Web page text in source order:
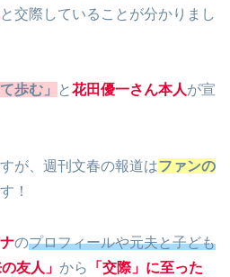
と交際していることが分かりまし
歩む」 と花田優一さん本人が宣
が、週刊文春の報道はファンの
！
のプロフィールや元夫と子ども
友人」 から 「交際」 に至った